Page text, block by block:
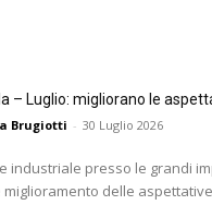
– Luglio: migliorano le
Brugiotti - 30 Luglio 2026
industriale presso le grandi
delle